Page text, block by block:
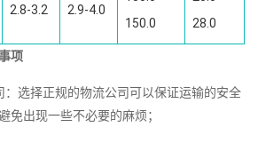
2.8-3.2 2.9-4.0
150.0
28.0
项
：选择正规的物流公司可以保证运输的安全
免出现一些不必要的麻烦；